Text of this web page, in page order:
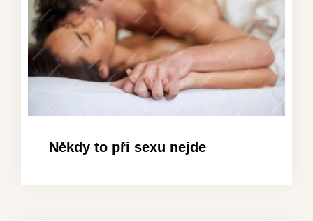
Někdy to při sexu nejde